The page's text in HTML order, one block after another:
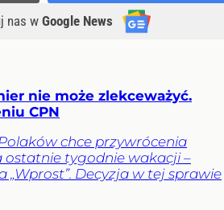
nas w Google News
nie może zlekceważyć.
CPN
chce przywrócenia
ostatnie tygodnie wakacji –
„Wprost”. Decyzja w tej sprawie